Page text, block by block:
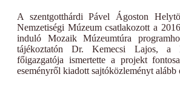
A szentgotthárdi Pável Ágoston
Nemzetiségi Múzeum csatlakozott a
induló Mozaik Múzeumtúra
tájékoztatón Dr. Kemecsi Lajos, a
főigazgatója ismertette a projekt
eseményről kiadott sajtóközleményt alább